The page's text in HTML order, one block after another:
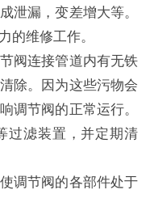
泄漏，变差增大等。
的维修工作。
阀连接管道内有无铁
除。因为这些污物会
调节阀的正常运行。
过滤装置，并定期清
调节阀的各部件处于